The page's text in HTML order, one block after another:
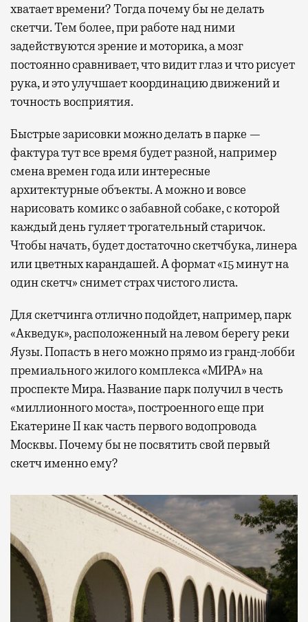
хватает времени? Тогда почему бы не делать
скетчи. Тем более, при работе над ними
задействуются зрение и моторика, а мозг
постоянно сравнивает, что видит глаз и что рисует
рука, и это улучшает координацию движений и
точность восприятия.
Быстрые зарисовки можно делать в парке —
фактура тут все время будет разной, например
смена времен года или интересные
архитектурные объекты. А можно и вовсе
нарисовать комикс о забавной собаке, с которой
каждый день гуляет трогательный старичок.
Чтобы начать, будет достаточно скетчбука, линера
или цветных карандашей. А формат «15 минут на
один скетч» снимет страх чистого листа.
Для скетчинга отлично подойдет, например, парк
«Акведук», расположенный на левом берегу реки
Яузы. Попасть в него можно прямо из гранд-лобби
премиального жилого комплекса «МИРА» на
проспекте Мира. Название парк получил в честь
«миллионного моста», построенного еще при
Екатерине II как часть первого водопровода
Москвы. Почему бы не посвятить свой первый
скетч именно ему?